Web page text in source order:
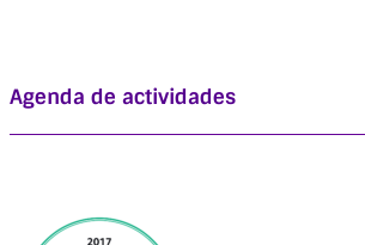
Agenda de actividades